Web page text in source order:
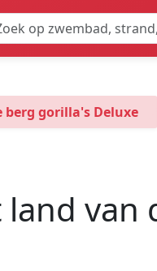
berg gorilla's Deluxe
van